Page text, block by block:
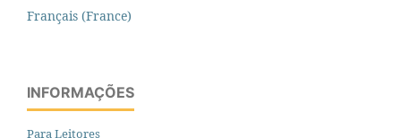
Français (France)
INFORMAÇÕES
Para Leitores